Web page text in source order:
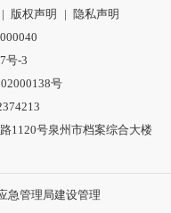
| 版权声明 | 隐私声明
号-3
号
1120号泉州市档案综合大楼
急管理局建设管理